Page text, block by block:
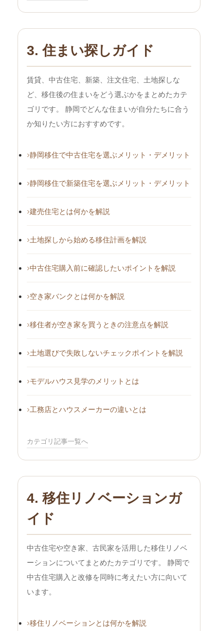
3. 住まい探しガイド
賃貸、中古住宅、新築、注文住宅、土地探しな
ど、移住後の住まいをどう選ぶかをまとめたカテ
ゴリです。 静岡でどんな住まいが自分たちに合う
か知りたい方におすすめです。
静岡移住で中古住宅を選ぶメリット・デメリット
静岡移住で新築住宅を選ぶメリット・デメリット
建売住宅とは何かを解説
土地探しから始める移住計画を解説
中古住宅購入前に確認したいポイントを解説
空き家バンクとは何かを解説
移住者が空き家を買うときの注意点を解説
土地選びで失敗しないチェックポイントを解説
モデルハウス見学のメリットとは
工務店とハウスメーカーの違いとは
カテゴリ記事一覧へ
4. 移住リノベーションガ
イド
中古住宅や空き家、古民家を活用した移住リノベ
ーションについてまとめたカテゴリです。 静岡で
中古住宅購入と改修を同時に考えたい方に向いて
います。
移住リノベーションとは何かを解説